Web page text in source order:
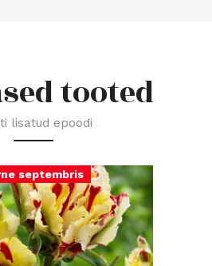
tooted
lisatud epoodi
septembris